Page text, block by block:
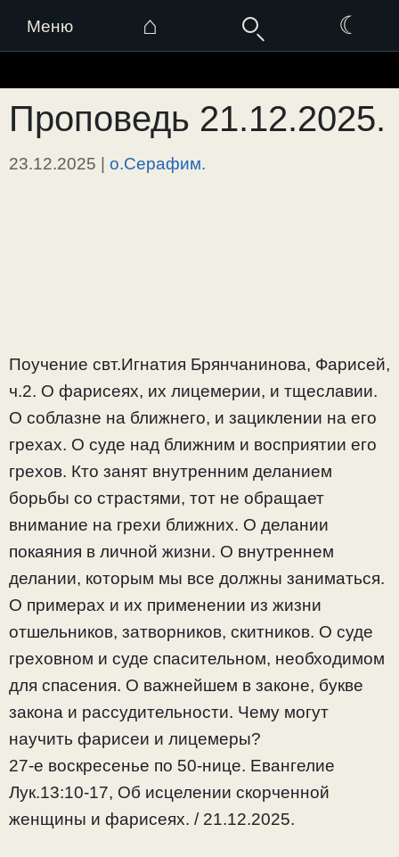
Меню ⌂ ☾
к
содержимому
Проповедь 21.12.2025.
23.12.2025 | о.Серафим.
Поучение свт.Игнатия Брянчанинова, Фарисей,
ч.2. О фарисеях, их лицемерии, и тщеславии.
О соблазне на ближнего, и зациклении на его
грехах. О суде над ближним и восприятии его
грехов. Кто занят внутренним деланием
борьбы со страстями, тот не обращает
внимание на грехи ближних. О делании
покаяния в личной жизни. О внутреннем
делании, которым мы все должны заниматься.
О примерах и их применении из жизни
отшельников, затворников, скитников. О суде
греховном и суде спасительном, необходимом
для спасения. О важнейшем в законе, букве
закона и рассудительности. Чему могут
научить фарисеи и лицемеры?
27-е воскресенье по 50-нице. Евангелие
Лук.13:10-17, Об исцелении скорченной
женщины и фарисеях. / 21.12.2025.